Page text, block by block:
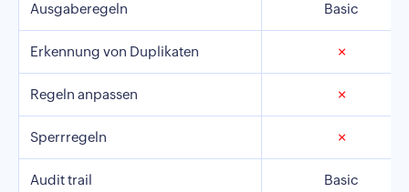
Ausgaberegeln Basic
Erkennung von Duplikaten ✗
Regeln anpassen ✗
Sperrregeln ✗
Audit trail Basic